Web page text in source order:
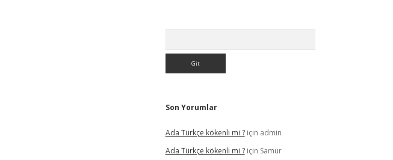
Son Yorumlar
Ada Türkçe kökenli mi ?için admin
Ada Türkçe kökenli mi ?için Samur